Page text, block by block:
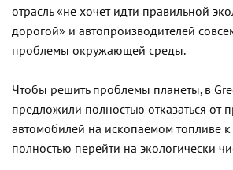
отрасль «не хочет идти правильной
дорогой» и автопроизводителей
проблемы окружающей среды.
Чтобы решить проблемы планеты, в
предложили полностью отказаться от
автомобилей на ископаемом топливе к
полностью перейти на экологически